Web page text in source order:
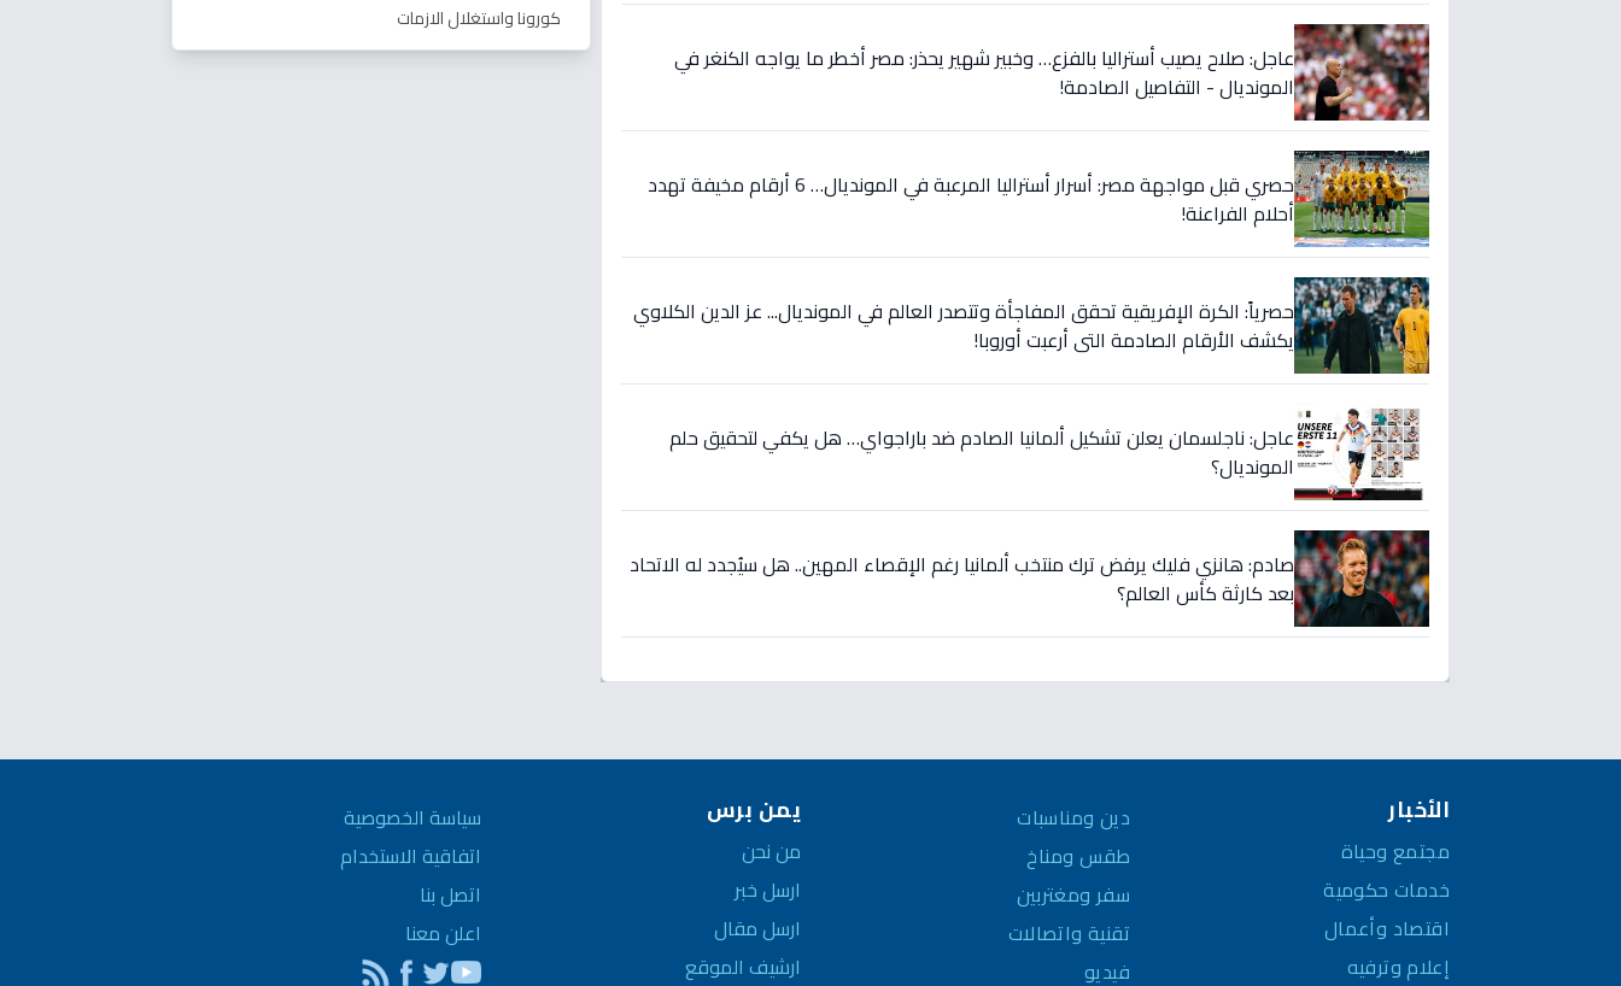
عاجل: صلاح يصيب أستراليا بالفزع… وخبير شهير يحذر: مصر أخطر ما يواجه الكنغر في
المونديال - التفاصيل الصادمة!
حصري قبل مواجهة مصر: أسرار أستراليا المرعبة في المونديال… 6 أرقام مخيفة تهدد
أحلام الفراعنة!
حصرياً: الكرة الإفريقية تحقق المفاجأة وتتصدر العالم في المونديال... عز الدين الكلاوي
يكشف الأرقام الصادمة التي أرعبت أوروبا!
عاجل: ناجلسمان يعلن تشكيل ألمانيا الصادم ضد باراجواي… هل يكفي لتحقيق حلم
المونديال؟
صادم: هانزي فليك يرفض ترك منتخب ألمانيا رغم الإقصاء المهين.. هل سيُجدد له الاتحاد
بعد كارثة كأس العالم؟
كورونا واستغلال الازمات
الأخبار
مجتمع وحياة
خدمات حكومية
اقتصاد وأعمال
إعلام وترفيه
دين ومناسبات
طقس ومناخ
سفر ومغتربين
تقنية واتصالات
فيديو
يمن برس
من نحن
ارسل خبر
ارسل مقال
ارشيف الموقع
سياسة الخصوصية
اتفاقية الاستخدام
اتصل بنا
اعلن معنا